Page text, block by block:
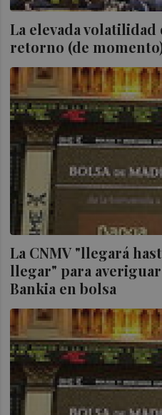
La elevada
retorno (de
La CNMV "llegará
llegar" para
Bankia en bolsa